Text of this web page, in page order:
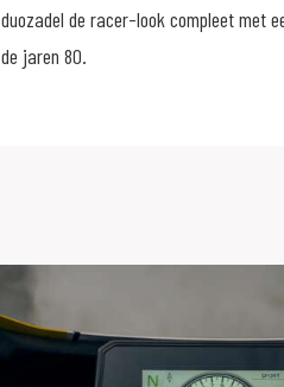
duozadel de racer-look compleet met
de jaren 80.